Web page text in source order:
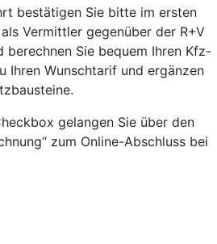
bestätigen Sie bitte im ersten
Vermittler gegenüber der R+V
Sie bequem Ihren Kfz-
Ihren Wunschtarif und ergänzen
gelangen Sie über den
zum Online-Abschluss bei